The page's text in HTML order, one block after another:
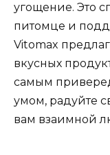
угощение. Это
питомце и
Vitomax
вкусных
самым
умом, радуйте
вам взаимной